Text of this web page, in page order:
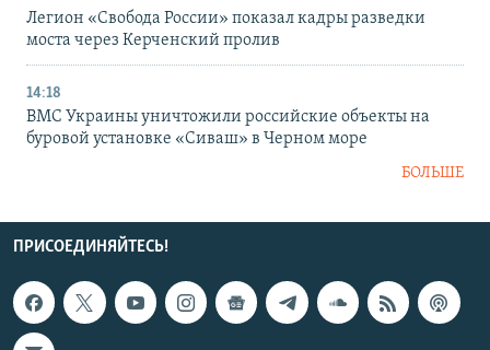
Легион «Свобода России» показал кадры разведки
моста через Керченский пролив
14:18
ВМС Украины уничтожили российские объекты на
буровой установке «Сиваш» в Черном море
БОЛЬШЕ
ПРИСОЕДИНЯЙТЕСЬ!